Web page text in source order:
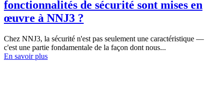
fonctionnalités de sécurité sont mises en
œuvre à NNJ3 ?
Chez NNJ3, la sécurité n'est pas seulement une caractéristique —
c'est une partie fondamentale de la façon dont nous...
En savoir plus